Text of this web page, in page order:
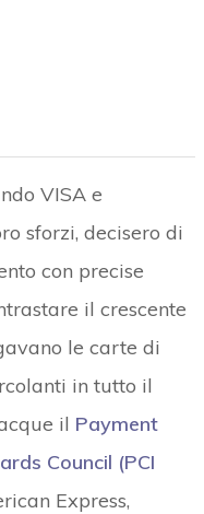
VISA e
sforzi, decisero di
con precise
il crescente
le carte di
in tutto il
il Payment
Council (PCI
Express,